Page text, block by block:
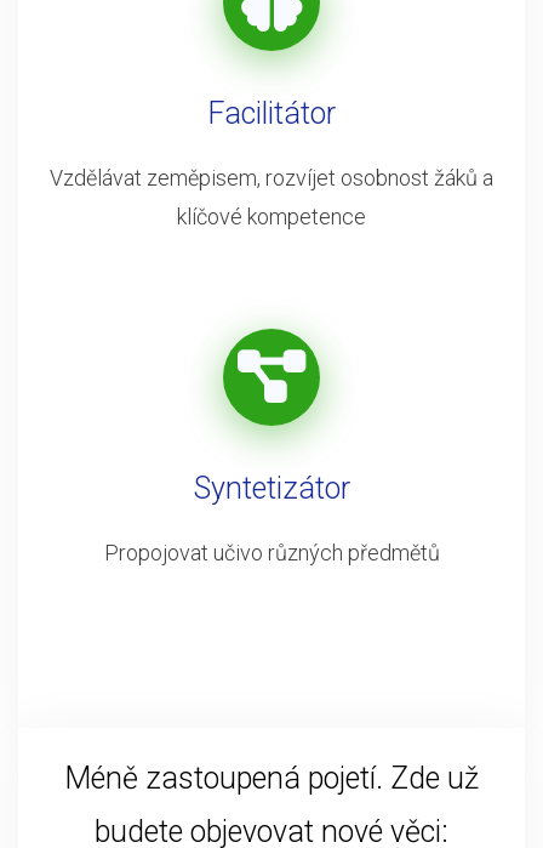
Facilitátor
Vzdělávat zeměpisem, rozvíjet osobnost žáků a
klíčové kompetence
Syntetizátor
Propojovat učivo různých předmětů
Méně zastoupená pojetí. Zde už
budete objevovat nové věci: